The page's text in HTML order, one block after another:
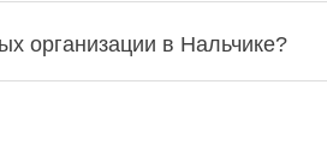
организации в Нальчике?